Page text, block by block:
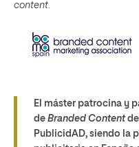
content.
El máster patrocina y
de Branded Contentde
PublicidAD, siendo la